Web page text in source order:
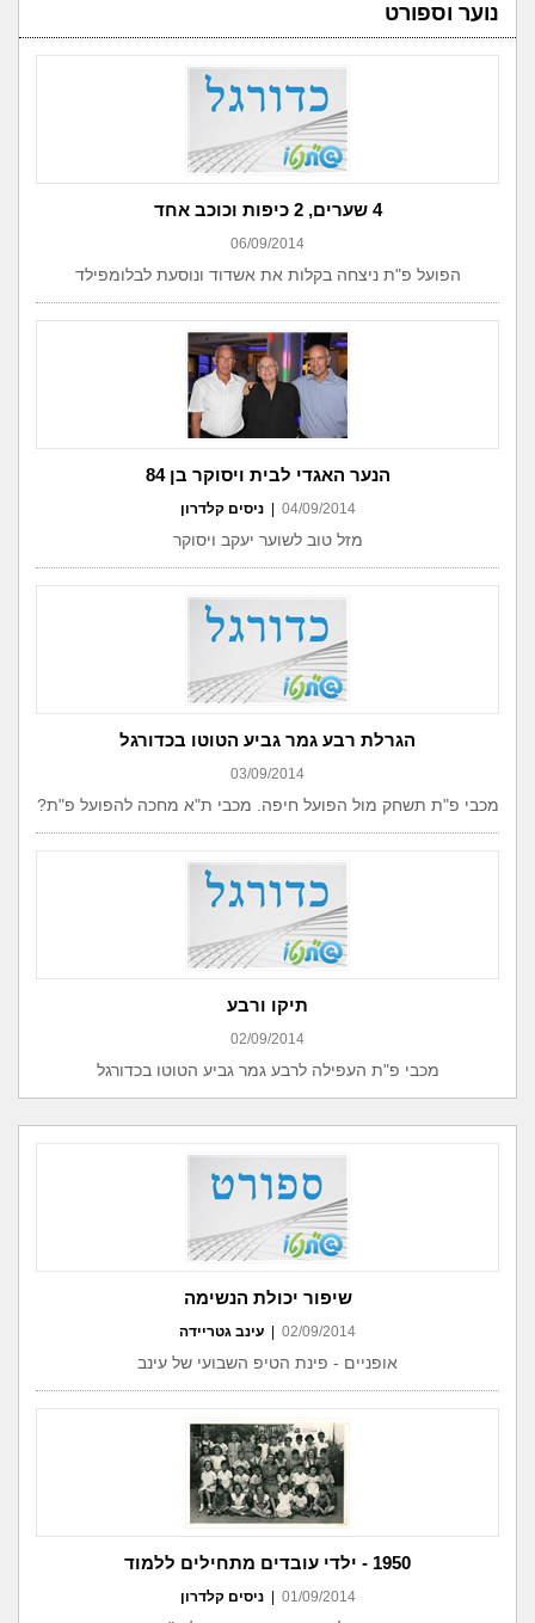
נוער וספורט
4 שערים, 2 כיפות וכוכב אחד
06/09/2014
הפועל פ"ת ניצחה בקלות את אשדוד ונוסעת לבלומפילד
הנער האגדי לבית ויסוקר בן 84
04/09/2014 ניסים קלדרון
מזל טוב לשוער יעקב ויסוקר
הגרלת רבע גמר גביע הטוטו בכדורגל
03/09/2014
מכבי פ"ת תשחק מול הפועל חיפה. מכבי ת"א מחכה להפועל פ"ת?
תיקו ורבע
02/09/2014
מכבי פ"ת העפילה לרבע גמר גביע הטוטו בכדורגל
שיפור יכולת הנשימה
02/09/2014 עינב גטריידה
אופניים - פינת הטיפ השבועי של עינב
1950 - ילדי עובדים מתחילים ללמוד
01/09/2014 ניסים קלדרון